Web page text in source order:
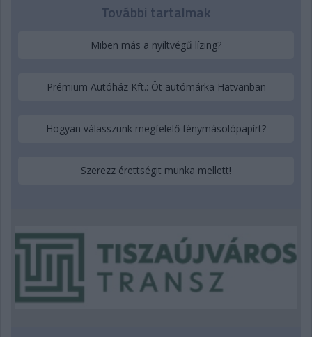
További tartalmak
Miben más a nyíltvégű lízing?
Prémium Autóház Kft.: Öt autómárka Hatvanban
Hogyan válasszunk megfelelő fénymásolópapírt?
Szerezz érettségit munka mellett!